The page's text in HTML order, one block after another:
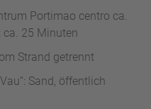
Portimao centro ca.
ca. 25 Minuten
Strand getrennt
Sand, öffentlich